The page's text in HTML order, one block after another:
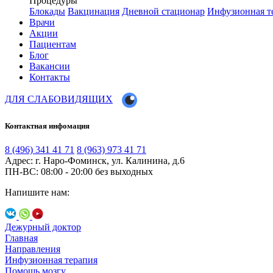
Блокады Вакцинация Дневной стационар Инфузионная
Врачи
Акции
Пациентам
Блог
Вакансии
Контакты
ДЛЯ СЛАБОВИДЯЩИХ
Контактная инфомация
8 (496) 341 41 71 8 (963) 973 41 71
Адрес: г. Наро-Фоминск, ул. Калинина, д.6
ПН-ВС: 08:00 - 20:00 без выходных
Напишите нам:
Дежурный доктор
Главная
Направления
Инфузионная терапия